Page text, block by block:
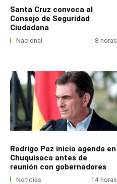
Santa Cruz convoca al
Consejo de Seguridad
Ciudadana
Nacional 8 horas
Rodrigo Paz inicia agenda en
Chuquisaca antes de
reunión con gobernadores
Noticias 14 horas